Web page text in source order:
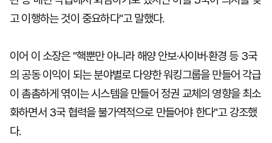
고 이행하는 것이 중요하다"고 말했다.
이어 이 소장은 "핵뿐만 아니라 해양 안보·사이버·환경 등 3국
의 공동 이익이 되는 분야별로 다양한 워킹그룹을 만들어 각급
이 촘촘하게 엮이는 시스템을 만들어 정권 교체의 영향을 최소
화하면서 3국 협력을 불가역적으로 만들어야 한다"고 강조했
다.